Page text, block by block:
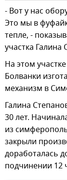
- Вот у нас
Это мы в
тепле, -
участка Галина
На этом
Болванки
механизм в
Галина
30 лет.
из
закрыли
доработалась
подчинении 12